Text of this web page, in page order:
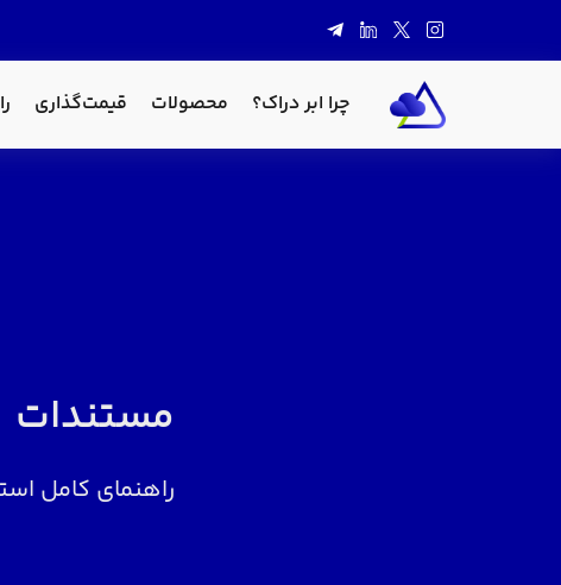
چرا ابر دراک؟ محصولات قیمت‌گذاری
مستندات
راهنمای کامل